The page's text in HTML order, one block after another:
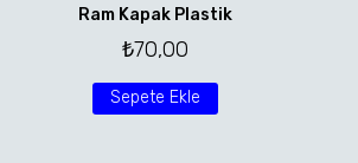
Ram Kapak Plastik
₺70,00
Sepete Ekle